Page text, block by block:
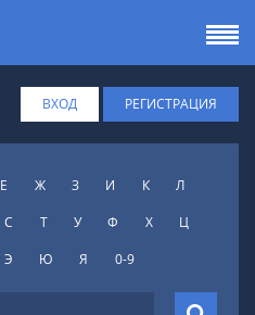
ВХОД РЕГИСТРАЦИЯ
Е Ж З И К
Л
С Т У Ф X
Ц
Э Ю Я 0-9